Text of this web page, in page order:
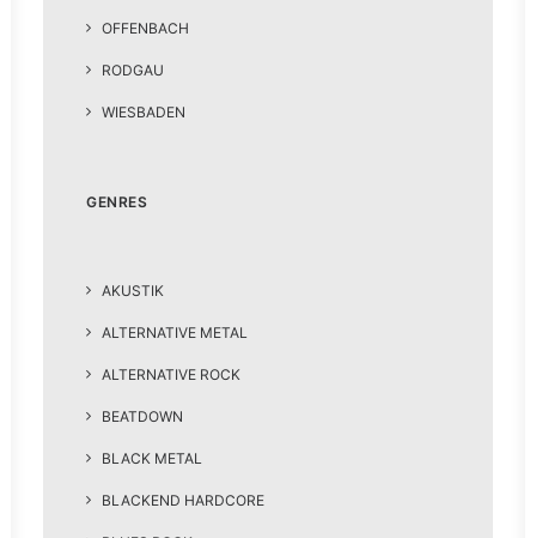
OFFENBACH
RODGAU
WIESBADEN
GENRES
AKUSTIK
ALTERNATIVE METAL
ALTERNATIVE ROCK
BEATDOWN
BLACK METAL
BLACKEND HARDCORE